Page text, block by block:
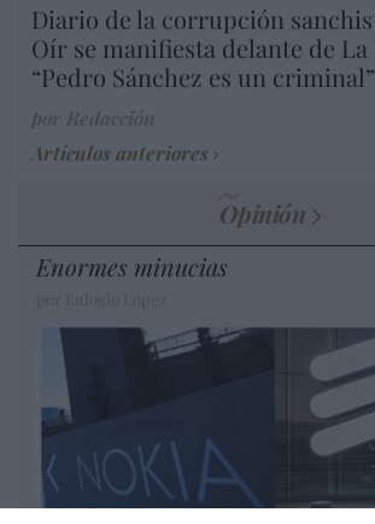
Diario de la corrupción
Oír se manifiesta delante de La
“Pedro Sánchez es un criminal”
Artículos anteriores
Opinión
Enormes minucias